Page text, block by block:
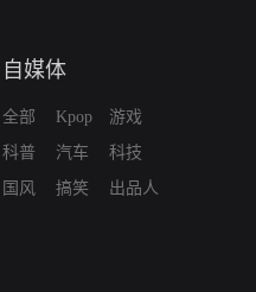
自媒体
全部
科普
国风
Kpop
汽车
搞笑
游戏
科技
出品人